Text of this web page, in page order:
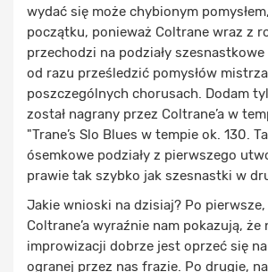
wydać się może chybionym
początku, ponieważ Coltrane wraz z
przechodzi na podziały
od razu prześledzić pomysłów
poszczególnych chorusach. Dodam
został nagrany przez Coltrane’a w
"Trane’s Slo Blues w tempie ok. 130.
ósemkowe podziały z pierwszego
prawie tak szybko jak szesnastki w
Jakie wnioski na dzisiaj? Po
Coltrane’a wyraźnie nam pokazują, że
improwizacji dobrze jest oprzeć się
ogranej przez nas frazie. Po drugie,